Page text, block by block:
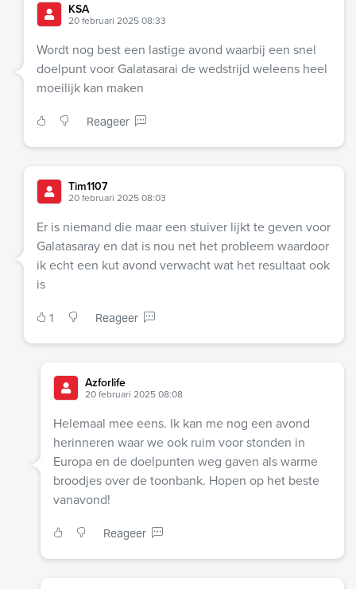
KSA
20 februari 2025 08:33
Wordt nog best een lastige avond waarbij een snel
doelpunt voor Galatasarai de wedstrijd weleens heel
moeilijk kan maken
Reageer
Tim1107
20 februari 2025 08:03
Er is niemand die maar een stuiver lijkt te geven voor
Galatasaray en dat is nou net het probleem waardoor
ik echt een kut avond verwacht wat het resultaat ook
is
1 Reageer
Azforlife
20 februari 2025 08:08
Helemaal mee eens. Ik kan me nog een avond
herinneren waar we ook ruim voor stonden in
Europa en de doelpunten weg gaven als warme
broodjes over de toonbank. Hopen op het beste
vanavond!
Reageer